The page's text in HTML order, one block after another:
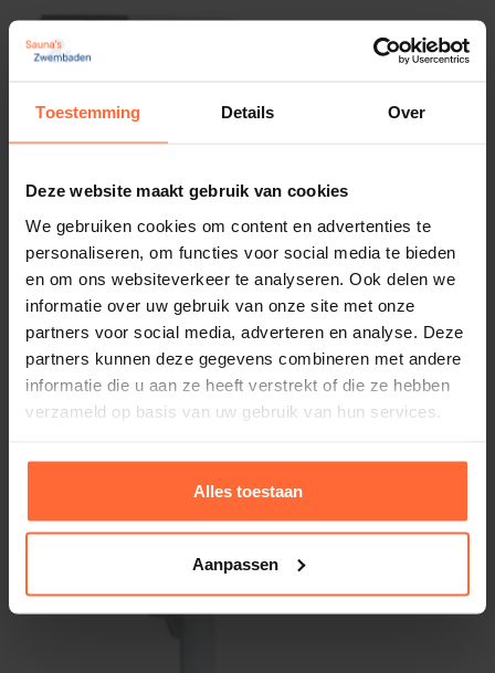
Toestemming Details Over
Deze website maakt gebruik van cookies
We gebruiken cookies om content en advertenties te
personaliseren, om functies voor social media te bieden
en om ons websiteverkeer te analyseren. Ook delen we
informatie over uw gebruik van onze site met onze
partners voor social media, adverteren en analyse. Deze
partners kunnen deze gegevens combineren met andere
informatie die u aan ze heeft verstrekt of die ze hebben
verzameld op basis van uw gebruik van hun services.
Alles toestaan
Aanpassen
Hoogwater Skimmer Wit
Type skimmer: Hoog water skimmer